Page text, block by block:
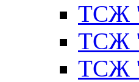
ТСЖ
ТСЖ
ТСЖ